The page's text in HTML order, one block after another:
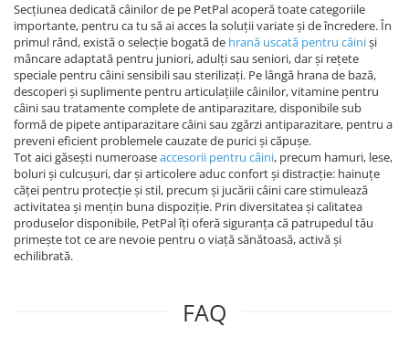
Secțiunea dedicată câinilor de pe PetPal acoperă toate categoriile
importante, pentru ca tu să ai acces la soluții variate și de încredere. În
primul rând, există o selecție bogată de hrană uscată pentru câiniși
mâncare adaptată pentru juniori, adulți sau seniori, dar și rețete
speciale pentru câini sensibili sau sterilizați. Pe lângă hrana de bază,
descoperi și suplimente pentru articulațiile câinilor, vitamine pentru
câini sau tratamente complete de antiparazitare, disponibile sub
formă de pipete antiparazitare câini sau zgărzi antiparazitare, pentru a
preveni eficient problemele cauzate de purici și căpușe.
Tot aici găsești numeroaseaccesorii pentru câini, precum hamuri, lese,
boluri și culcușuri, dar și articolere aduc confort și distracție: hainuțe
căței pentru protecție și stil, precum și jucării câini care stimulează
activitatea și mențin buna dispoziție. Prin diversitatea și calitatea
produselor disponibile, PetPal îți oferă siguranța că patrupedul tău
primește tot ce are nevoie pentru o viață sănătoasă, activă și
echilibrată.
FAQ